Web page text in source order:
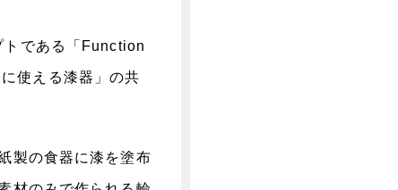
トである「Function
使える漆器」の共
製の食器に漆を塗布